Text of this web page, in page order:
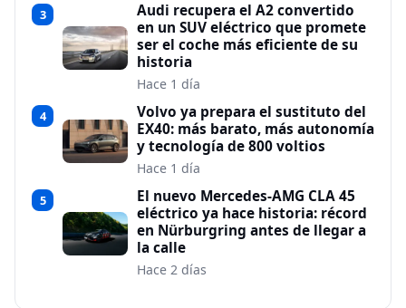
3
Audi recupera el A2 convertido
en un SUV eléctrico que promete
ser el coche más eficiente de su
historia
Hace 1 día
4
Volvo ya prepara el sustituto del
EX40: más barato, más autonomía
y tecnología de 800 voltios
Hace 1 día
5
El nuevo Mercedes-AMG CLA 45
eléctrico ya hace historia: récord
en Nürburgring antes de llegar a
la calle
Hace 2 días